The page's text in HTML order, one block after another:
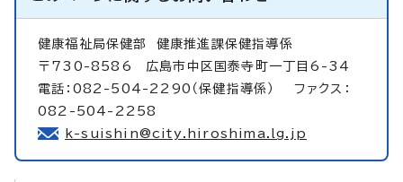
健康福祉局保健部 健康推進課保健指導係
〒730-8586 広島市中区国泰寺町一丁目6-34
電話：082-504-2290（保健指導係） ファクス：
082-504-2258
k-suishin@city.hiroshima.lg.jp